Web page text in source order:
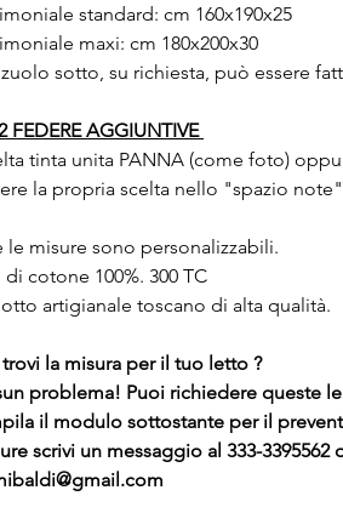
standard: cm 160x190x25
maxi: cm 180x200x30
sotto, su richiesta, può essere
FEDERE AGGIUNTIVE
tinta unita PANNA (come foto)
la propria scelta nello "spazio
le misure sono personalizzabili.
di cotone 100%. 300 TC
artigianale toscano di alta qualità.
la misura per il tuo letto ?
problema! Puoi richiedere queste
il modulo sottostante per il
scrivi un messaggio al 333-3395562